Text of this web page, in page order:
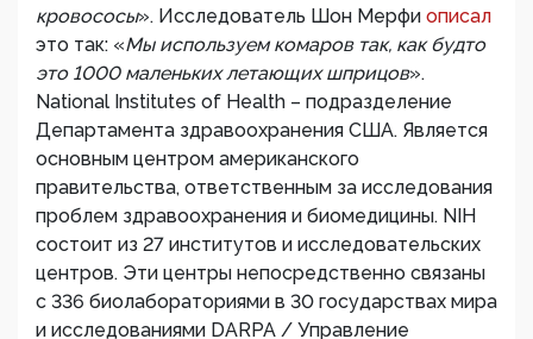
кровососы». Исследователь Шон Мерфи описал
это так: «Мы используем комаров так, как будто
это 1000 маленьких летающих шприцов».
National Institutes of Health – подразделение
Департамента здравоохранения США. Является
основным центром американского
правительства, ответственным за исследования
проблем здравоохранения и биомедицины. NIH
состоит из 27 институтов и исследовательских
центров. Эти центры непосредственно связаны
с 336 биолабораториями в 30 государствах мира
и исследованиями DARPA / Управление